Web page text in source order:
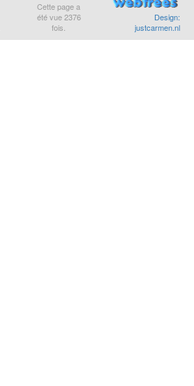
Cette page a
été vue2376
fois.
Design:
justcarmen.nl